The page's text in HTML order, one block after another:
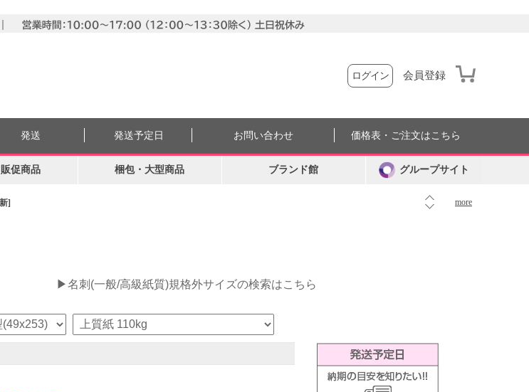
ログイン 会員登録
] more
発送 発送予定日 お問い合わせ 価格表・ご注文はこちら
促商品 梱包・大型商品 ブランド館 グループサイト
▶名刺(一般/高級紙質)規格外サイズの検索はこちら